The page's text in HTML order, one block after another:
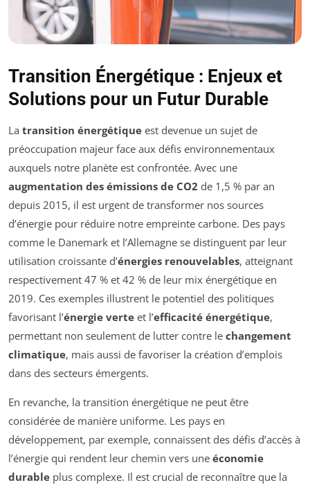
Transition Énergétique : Enjeux et
Solutions pour un Futur Durable
La transition énergétique est devenue un sujet de
préoccupation majeur face aux défis environnementaux
auxquels notre planète est confrontée. Avec une
augmentation des émissions de CO2 de 1,5 % par an
depuis 2015, il est urgent de transformer nos sources
d’énergie pour réduire notre empreinte carbone. Des pays
comme le Danemark et l’Allemagne se distinguent par leur
utilisation croissante d’énergies renouvelables, atteignant
respectivement 47 % et 42 % de leur mix énergétique en
2019. Ces exemples illustrent le potentiel des politiques
favorisant l’énergie verte et l’efficacité énergétique,
permettant non seulement de lutter contre le changement
climatique, mais aussi de favoriser la création d’emplois
dans des secteurs émergents.
En revanche, la transition énergétique ne peut être
considérée de manière uniforme. Les pays en
développement, par exemple, connaissent des défis d’accès à
l’énergie qui rendent leur chemin vers une économie
durable plus complexe. Il est crucial de reconnaître que la